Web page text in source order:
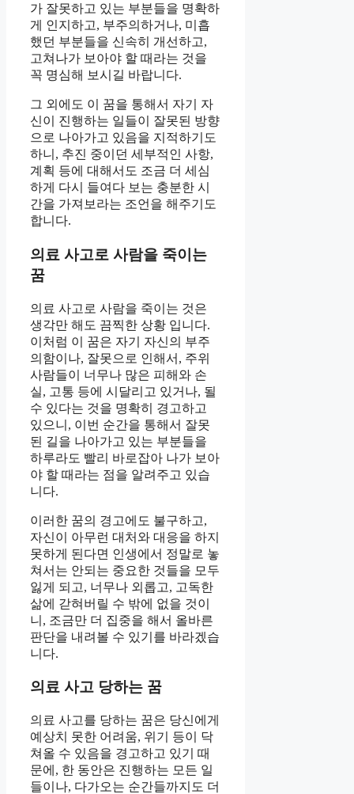
가 잘못하고 있는 부분들을 명확하
게 인지하고, 부주의하거나, 미흡
했던 부분들을 신속히 개선하고,
고쳐나가 보아야 할 때라는 것을
꼭 명심해 보시길 바랍니다.
그 외에도 이 꿈을 통해서 자기 자
신이 진행하는 일들이 잘못된 방향
으로 나아가고 있음을 지적하기도
하니, 추진 중이던 세부적인 사항,
계획 등에 대해서도 조금 더 세심
하게 다시 들여다 보는 충분한 시
간을 가져보라는 조언을 해주기도
합니다.
의료 사고로 사람을 죽이는
꿈
의료 사고로 사람을 죽이는 것은
생각만 해도 끔찍한 상황 입니다.
이처럼 이 꿈은 자기 자신의 부주
의함이나, 잘못으로 인해서, 주위
사람들이 너무나 많은 피해와 손
실, 고통 등에 시달리고 있거나, 될
수 있다는 것을 명확히 경고하고
있으니, 이번 순간을 통해서 잘못
된 길을 나아가고 있는 부분들을
하루라도 빨리 바로잡아 나가 보아
야 할 때라는 점을 알려주고 있습
니다.
이러한 꿈의 경고에도 불구하고,
자신이 아무런 대처와 대응을 하지
못하게 된다면 인생에서 정말로 놓
쳐서는 안되는 중요한 것들을 모두
잃게 되고, 너무나 외롭고, 고독한
삶에 갇혀버릴 수 밖에 없을 것이
니, 조금만 더 집중을 해서 올바른
판단을 내려볼 수 있기를 바라겠습
니다.
의료 사고 당하는 꿈
의료 사고를 당하는 꿈은 당신에게
예상치 못한 어려움, 위기 등이 닥
쳐올 수 있음을 경고하고 있기 때
문에, 한 동안은 진행하는 모든 일
들이나, 다가오는 순간들까지도 더